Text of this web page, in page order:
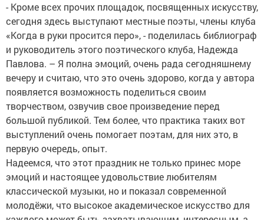
- Кроме всех прочих площадок, посвященных искусству,
сегодня здесь выступают местные поэты, члены клуба
«Когда в руки просится перо», - поделилась библиограф
и руководитель этого поэтического клуба, Надежда
Павлова. – Я полна эмоций, очень рада сегодняшнему
вечеру и считаю, что это очень здорово, когда у автора
появляется возможность поделиться своим
творчеством, озвучив свое произведение перед
большой публикой. Тем более, что практика таких вот
выступлений очень помогает поэтам, для них это, в
первую очередь, опыт.
Надеемся, что этот праздник не только принес море
эмоций и настоящее удовольствие любителям
классической музыки, но и показал современной
молодёжи, что высокое академическое искусство для